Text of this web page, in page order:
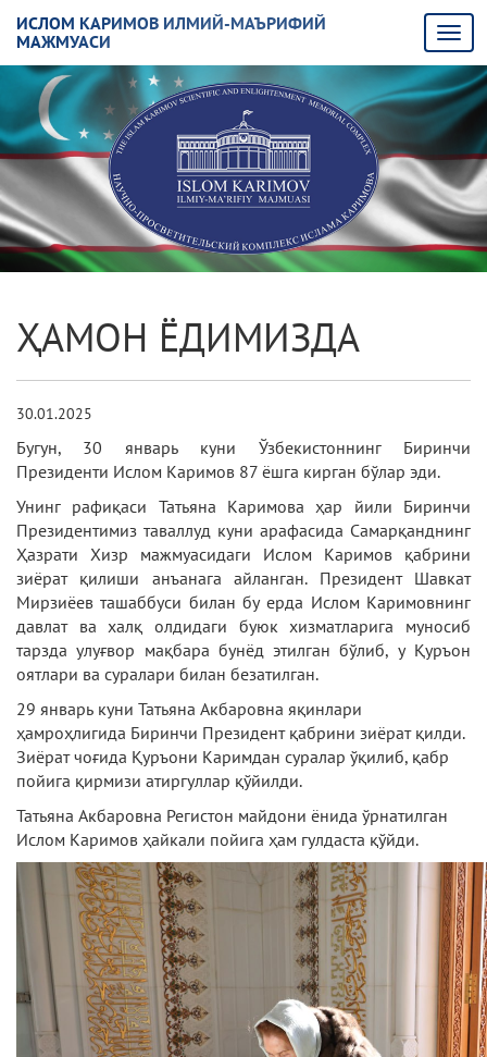
ИСЛОМ КАРИМОВ ИЛМИЙ-МАЪРИФИЙ
МАЖМУАСИ
ҲАМОН ЁДИМИЗДА
30.01.2025
Бугун, 30 январь куни Ўзбекистоннинг Биринчи
Президенти Ислом Каримов 87 ёшга кирган бўлар эди.
Унинг рафиқаси Татьяна Каримова ҳар йили Биринчи
Президентимиз таваллуд куни арафасида Самарқанднинг
Ҳазрати Хизр мажмуасидаги Ислом Каримов қабрини
зиёрат қилиши анъанага айланган. Президент Шавкат
Мирзиёев ташаббуси билан бу ерда Ислом Каримовнинг
давлат ва халқ олдидаги буюк хизматларига муносиб
тарзда улуғвор мақбара бунёд этилган бўлиб, у Қуръон
оятлари ва суралари билан безатилган.
29 январь куни Татьяна Акбаровна яқинлари
ҳамроҳлигида Биринчи Президент қабрини зиёрат қилди.
Зиёрат чоғида Қуръони Каримдан суралар ўқилиб, қабр
пойига қирмизи атиргуллар қўйилди.
Татьяна Акбаровна Регистон майдони ёнида ўрнатилган
Ислом Каримов ҳайкали пойига ҳам гулдаста қўйди.